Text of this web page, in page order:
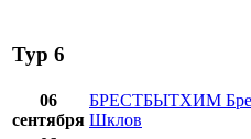
Тур 6
06
сентября
БРЕСТБЫТХИМ
Шклов